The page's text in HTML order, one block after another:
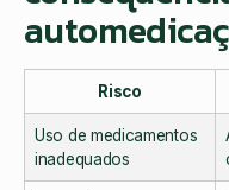
Risco
Uso de medicamentos
inadequados